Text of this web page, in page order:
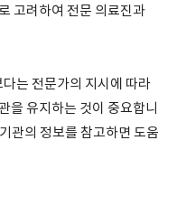
고려하여 전문 의료진과
는 전문가의 지시에 따라
을 유지하는 것이 중요합니
관의 정보를 참고하면 도움